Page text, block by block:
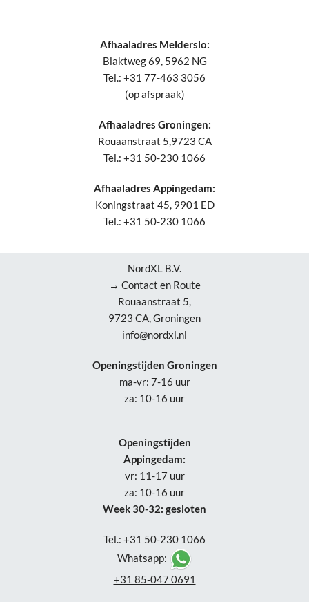
Afhaaladres Melderslo:
Blaktweg 69, 5962 NG
Tel.: +31 77-463 3056
(op afspraak)
Afhaaladres Groningen:
Rouaanstraat 5,9723 CA
Tel.: +31 50-230 1066
Afhaaladres Appingedam:
Koningstraat 45, 9901 ED
Tel.: +31 50-230 1066
NordXL B.V.
→ Contact en Route
Rouaanstraat 5,
9723 CA, Groningen
info@nordxl.nl
Openingstijden Groningen
ma-vr: 7-16 uur
za: 10-16 uur
Openingstijden
Appingedam:
vr: 11-17 uur
za: 10-16 uur
Week 30-32: gesloten
Tel.: +31 50-230 1066
Whatsapp:
+31 85-047 0691